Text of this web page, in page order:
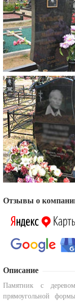
Отзывы о
Описание
Памятник с
прямоугольной